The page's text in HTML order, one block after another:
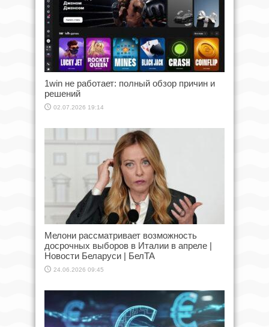
1win не работает: полный обзор причин и
решений
02.07.2026 19:14
Мелони рассматривает возможность
досрочных выборов в Италии в апреле |
Новости Беларуси | БелТА
24.06.2026 09:45